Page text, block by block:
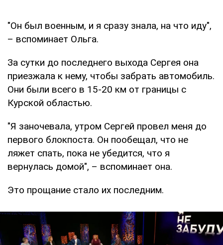
"Он был военным, и я сразу знала, на что иду",
– вспоминает Ольга.
За сутки до последнего выхода Сергея она
приезжала к нему, чтобы забрать автомобиль.
Они были всего в 15-20 км от границы с
Курской областью.
"Я заночевала, утром Сергей провел меня до
первого блокпоста. Он пообещал, что не
ляжет спать, пока не убедится, что я
вернулась домой", – вспоминает она.
Это прощание стало их последним.